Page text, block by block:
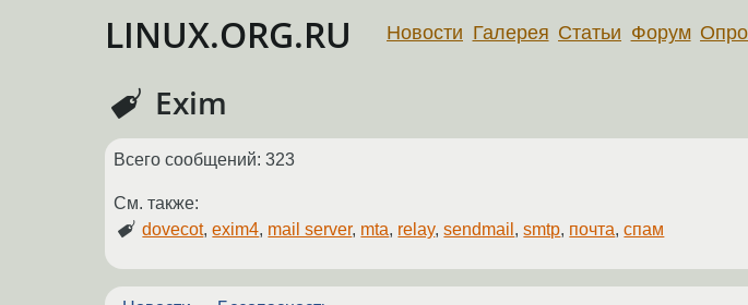
LINUX.ORG.RU Новости Галерея Статьи Форум
Exim
Всего сообщений: 323
См. также:
dovecot,exim4, mail server, mta, relay,sendmail ,smtp, почта,спам